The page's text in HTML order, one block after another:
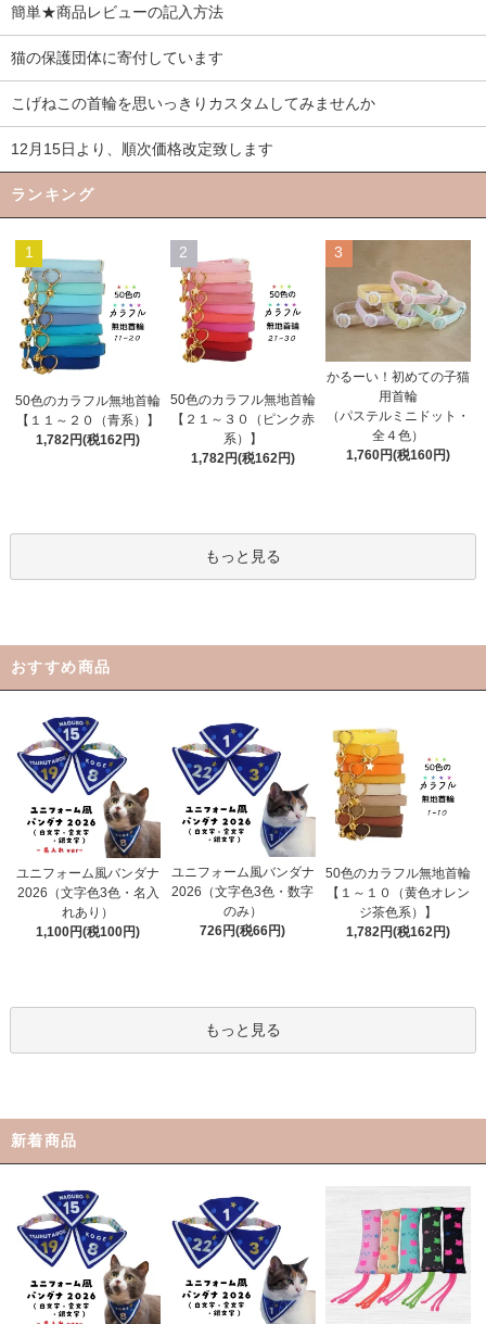
簡単★商品レビューの記入方法
猫の保護団体に寄付しています
こげねこの首輪を思いっきりカスタムしてみませんか
12月15日より、順次価格改定致します
ランキング
1
50色のカラフル無地首輪
【１１～２０（青系）】
1,782円(税162円)
2
50色のカラフル無地首輪
【２１～３０（ピンク赤
系）】
1,782円(税162円)
3
かるーい！初めての子猫
用首輪
（パステルミニドット・
全４色）
1,760円(税160円)
もっと見る
おすすめ商品
ユニフォーム風バンダナ
2026（文字色3色・名入
れあり）
1,100円(税100円)
ユニフォーム風バンダナ
2026（文字色3色・数字
のみ）
726円(税66円)
50色のカラフル無地首輪
【１～１０（黄色オレン
ジ茶色系）】
1,782円(税162円)
もっと見る
新着商品